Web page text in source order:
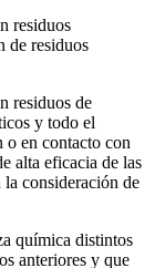
residuos
de residuos
residuos de
y todo el
o en contacto con
alta eficacia de las
consideración de
química distintos
anteriores y que